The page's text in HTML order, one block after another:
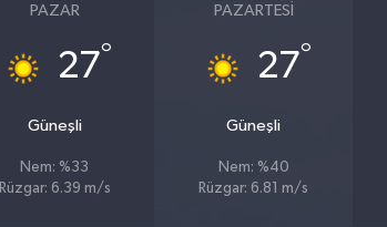
PAZAR
27°
Güneşli
Nem: %33
Rüzgar: 6.39 m/s
PAZARTESI
27°
Güneşli
Nem: %40
Rüzgar: 6.81 m/s